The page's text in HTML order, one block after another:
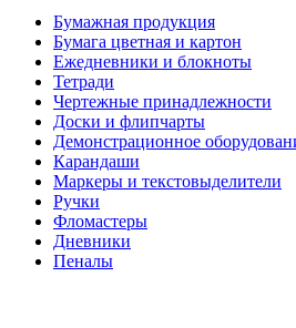
Бумажная продукция
Бумага цветная и картон
Ежедневники и блокноты
Тетради
Чертежные принадлежности
Доски и флипчарты
Демонстрационное
Карандаши
Маркеры и текстовыделители
Ручки
Фломастеры
Дневники
Пеналы